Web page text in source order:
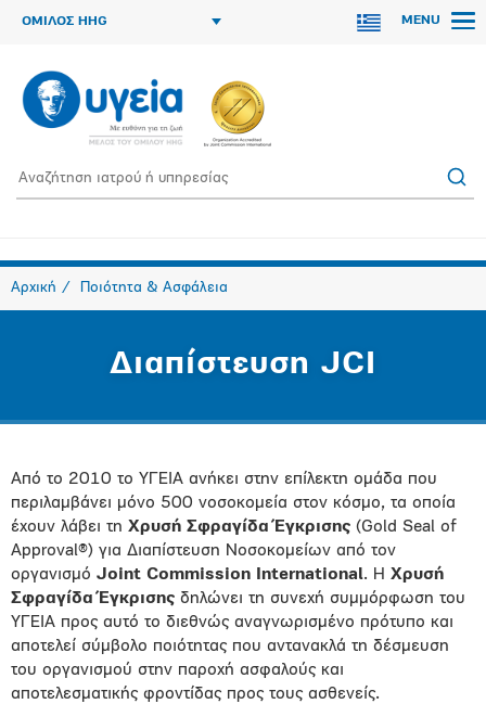
ΟΜΙΛΟΣ HHG MENU
Αρχική Ποιότητα & Ασφάλεια
Διαπίστευση JCI
Από το 2010 το ΥΓΕΙΑ ανήκει στην επίλεκτη ομάδα που
περιλαμβάνει μόνο 500 νοσοκομεία στον κόσμο, τα οποία
έχουν λάβει τη Χρυσή Σφραγίδα Έγκρισης (Gold Seal of
Approval®) για Διαπίστευση Νοσοκομείων από τον
οργανισμό Joint Commission International. Η Χρυσή
Σφραγίδα Έγκρισης δηλώνει τη συνεχή συμμόρφωση του
ΥΓΕΙΑ προς αυτό το διεθνώς αναγνωρισμένο πρότυπο και
αποτελεί σύμβολο ποιότητας που αντανακλά τη δέσμευση
του οργανισμού στην παροχή ασφαλούς και
αποτελεσματικής φροντίδας προς τους ασθενείς.